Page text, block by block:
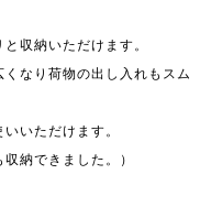
収納いただけます。
なり荷物の出し入れもスム
いただけます。
納できました。）